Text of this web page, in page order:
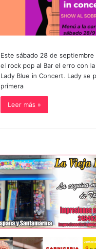
Este sábado 28 de septiembre
el rock pop al Bar el erro con
Lady Blue in Concert. Lady se
primera
Leer más »